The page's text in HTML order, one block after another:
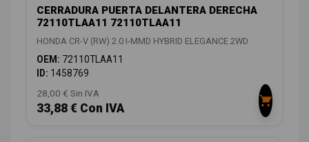
CERRADURA PUERTA DELANTERA DERECHA
72110TLAA11 72110TLAA11
HONDA CR-V (RW) 2.0 I-MMD HYBRID ELEGANCE 2WD
OEM: 72110TLAA11
ID: 1458769
28,00 € Sin IVA
33,88 € Con IVA